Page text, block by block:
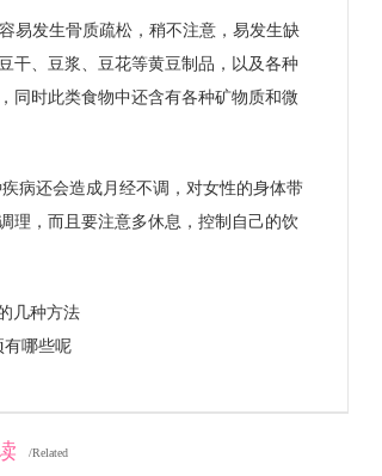
易发生骨质疏松，稍不注意，易发生缺
干、豆浆、豆花等黄豆制品，以及各种
同时此类食物中还含有各种矿物质和微
病还会造成月经不调，对女性的身体带
理，而且要注意多休息，控制自己的饮
几种方法
有哪些呢
/Related